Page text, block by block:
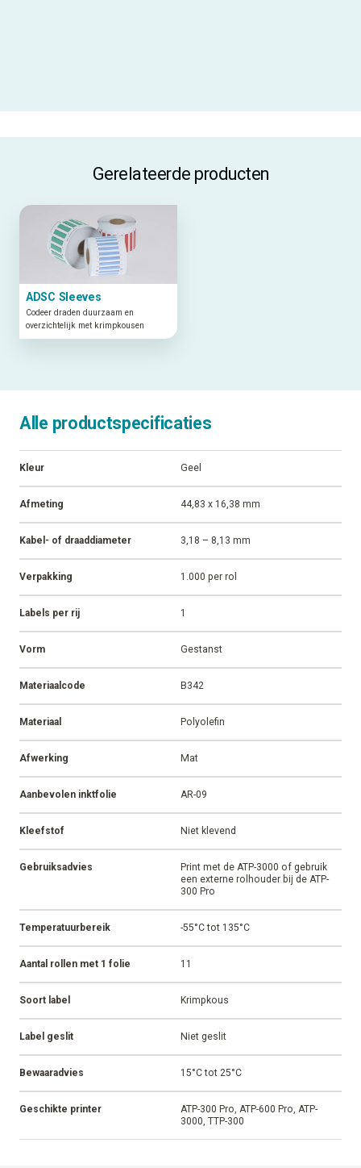
Gerelateerde producten
ADSC Sleeves
Codeer draden duurzaam en
overzichtelijk met krimpkousen
Alle productspecificaties
Kleur Geel
Afmeting 44,83 x 16,38 mm
Kabel- of draaddiameter 3,18 – 8,13 mm
Verpakking 1.000 per rol
Labels per rij 1
Vorm Gestanst
Materiaalcode B342
Materiaal Polyolefin
Afwerking Mat
Aanbevolen inktfolie AR-09
Kleefstof Niet klevend
Gebruiksadvies
Print met de ATP-3000 of gebruik
een externe rolhouder bij de ATP-
300 Pro
Temperatuurbereik -55°C tot 135°C
Aantal rollen met 1 folie 11
Soort label Krimpkous
Label geslit Niet geslit
Bewaaradvies 15°C tot 25°C
Geschikte printer
ATP-300 Pro, ATP-600 Pro, ATP-
3000, TTP-300